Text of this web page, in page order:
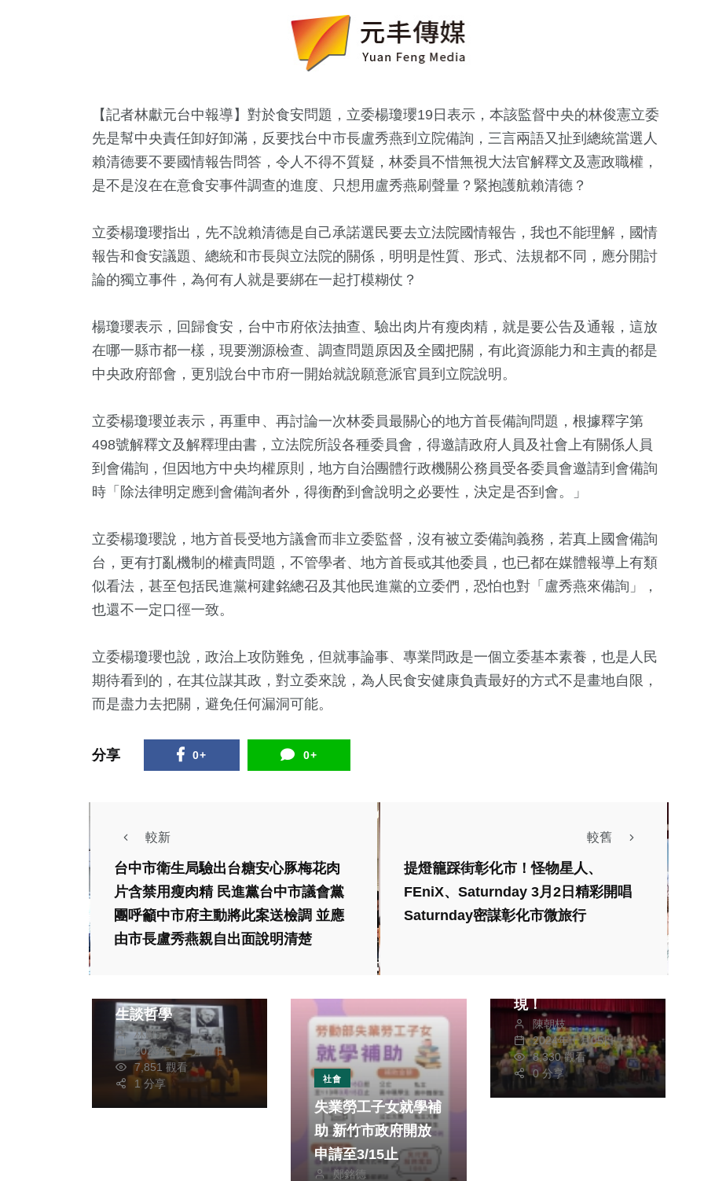
【記者林獻元台中報導】對於食安問題，立委楊瓊瓔19日表示，本該監督中央的林俊憲立委
先是幫中央責任卸好卸滿，反要找台中市長盧秀燕到立院備詢，三言兩語又扯到總統當選人
賴清德要不要國情報告問答，令人不得不質疑，林委員不惜無視大法官解釋文及憲政職權，
是不是沒在在意食安事件調查的進度、只想用盧秀燕刷聲量？緊抱護航賴清德？
立委楊瓊瓔指出，先不說賴清德是自己承諾選民要去立法院國情報告，我也不能理解，國情
報告和食安議題、總統和市長與立法院的關係，明明是性質、形式、法規都不同，應分開討
論的獨立事件，為何有人就是要綁在一起打模糊仗？
楊瓊瓔表示，回歸食安，台中市府依法抽查、驗出肉片有瘦肉精，就是要公告及通報，這放
在哪一縣市都一樣，現要溯源檢查、調查問題原因及全國把關，有此資源能力和主責的都是
中央政府部會，更別說台中市府一開始就說願意派官員到立院說明。
立委楊瓊瓔並表示，再重申、再討論一次林委員最關心的地方首長備詢問題，根據釋字第
498號解釋文及解釋理由書，立法院所設各種委員會，得邀請政府人員及社會上有關係人員
到會備詢，但因地方中央均權原則，地方自治團體行政機關公務員受各委員會邀請到會備詢
時「除法律明定應到會備詢者外，得衡酌到會說明之必要性，決定是否到會。」
立委楊瓊瓔說，地方首長受地方議會而非立委監督，沒有被立委備詢義務，若真上國會備詢
台，更有打亂機制的權責問題，不管學者、地方首長或其他委員，也已都在媒體報導上有類
似看法，甚至包括民進黨柯建銘總召及其他民進黨的立委們，恐怕也對「盧秀燕來備詢」，
也還不一定口徑一致。
立委楊瓊瓔也說，政治上攻防難免，但就事論事、專業問政是一個立委基本素養，也是人民
期待看到的，在其位謀其政，對立委來說，為人民食安健康負責最好的方式不是畫地自限，
而是盡力去把關，避免任何漏洞可能。
分享 0+ 0+
較新
台中市衛生局驗出台糖安心豚梅花肉
片含禁用瘦肉精 民進黨台中市議會黨
團呼籲中市府主動將此案送檢調 並應
由市長盧秀燕親自出面說明清楚
較舊
提燈籠踩街彰化市！怪物星人、
FEniX、Saturnday 3月2日精彩開唱
Saturnday密謀彰化市微旅行
政治 文教
生談哲學
林獻元
2023年十二月07日
7,851 觀看
1 分享
社會
失業勞工子女就學補
助 新竹市政府開放
申請至3/15止
鄭銘德
生活 健康及醫療
現！
陳朝枝
2024年十月05日
8,330 觀看
0 分享
+ 0+
兩岸藝苑天地
+
2024總統大選
123+
熱門
0 +
福建林公信俗文
化專區
6+
司法放大鏡
123+
旅遊
202+ 206
3+
綜藝
486+
社會 2023金鐘獎